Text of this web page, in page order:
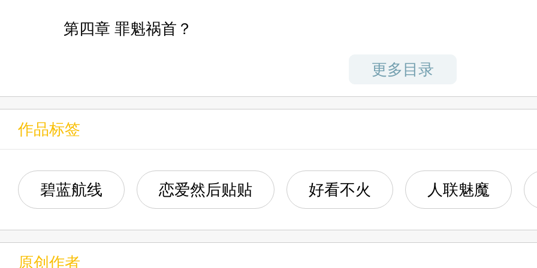
第四章 罪魁祸首？
第六章 胡滕
第七章 指挥官？
第八章 主场
第九章 就在你不在的时候
更多目录
作品标签
碧蓝航线 恋爱然后贴贴 好看不火 人联魅魔
原创作者